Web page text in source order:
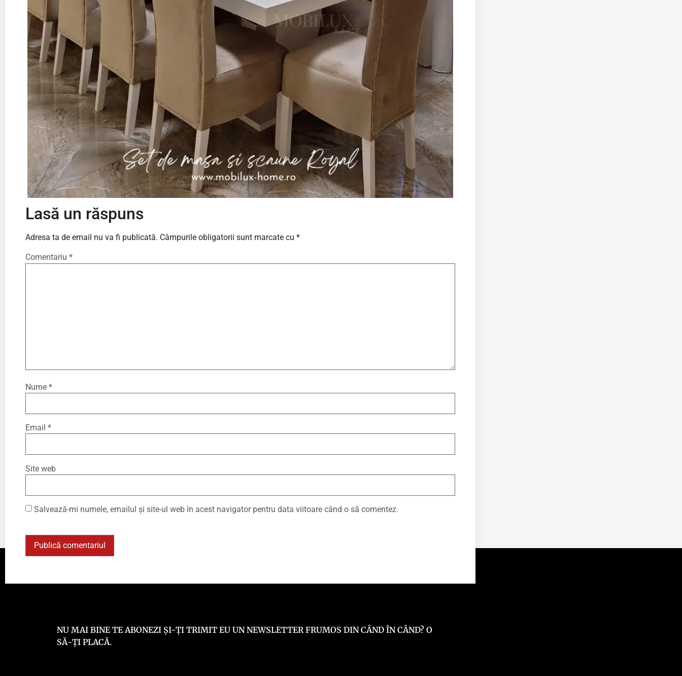
Lasă un răspuns
Adresa ta de email nu va fi publicată. Câmpurile obligatorii sunt marcate cu *
Comentariu *
Nume *
Email *
Site web
Salvează-mi numele, emailul și site-ul web în acest navigator pentru data viitoare când o să comentez.
NU MAI BINE TE ABONEZI ȘI-ȚI TRIMIT EU UN NEWSLETTER FRUMOS DIN CÂND ÎN CÂND? O
SĂ-ȚI PLACĂ.